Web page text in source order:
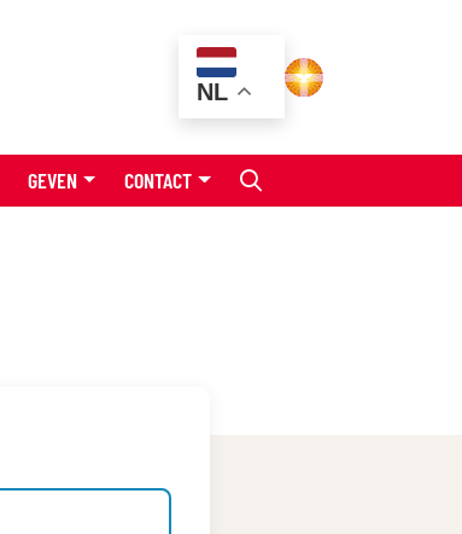
NL
GEVEN CONTACT